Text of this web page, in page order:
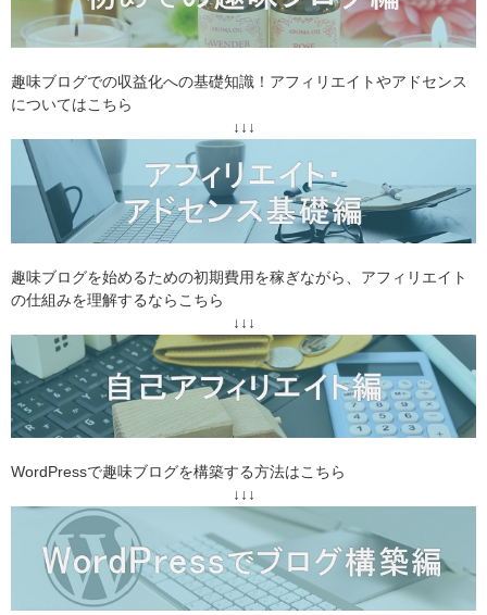
趣味ブログでの収益化への基礎知識！アフィリエイトやアドセンス
についてはこちら
↓↓↓
趣味ブログを始めるための初期費用を稼ぎながら、アフィリエイト
の仕組みを理解するならこちら
↓↓↓
WordPressで趣味ブログを構築する方法はこちら
↓↓↓